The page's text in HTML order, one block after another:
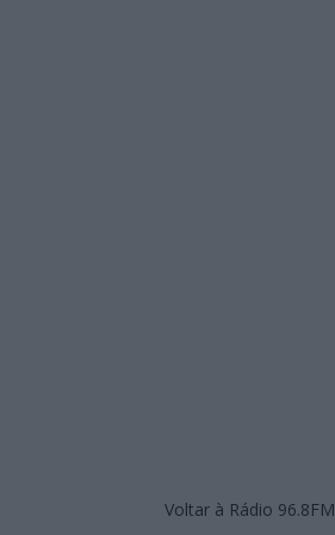
Voltar à Rádio 96.8FM